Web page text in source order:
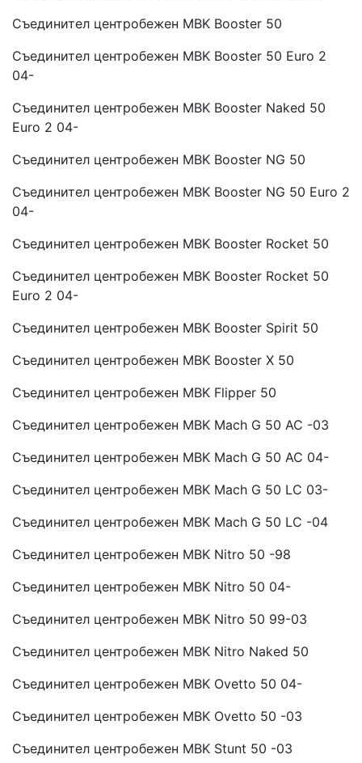
Съединител центробежен MBK Booster 50
Съединител центробежен MBK Booster 50 Euro 2
04-
Съединител центробежен MBK Booster Naked 50
Euro 2 04-
Съединител центробежен MBK Booster NG 50
Съединител центробежен MBK Booster NG 50 Euro 2
04-
Съединител центробежен MBK Booster Rocket 50
Съединител центробежен MBK Booster Rocket 50
Euro 2 04-
Съединител центробежен MBK Booster Spirit 50
Съединител центробежен MBK Booster X 50
Съединител центробежен MBK Flipper 50
Съединител центробежен MBK Mach G 50 AC -03
Съединител центробежен MBK Mach G 50 AC 04-
Съединител центробежен MBK Mach G 50 LC 03-
Съединител центробежен MBK Mach G 50 LC -04
Съединител центробежен MBK Nitro 50 -98
Съединител центробежен MBK Nitro 50 04-
Съединител центробежен MBK Nitro 50 99-03
Съединител центробежен MBK Nitro Naked 50
Съединител центробежен MBK Ovetto 50 04-
Съединител центробежен MBK Ovetto 50 -03
Съединител центробежен MBK Stunt 50 -03